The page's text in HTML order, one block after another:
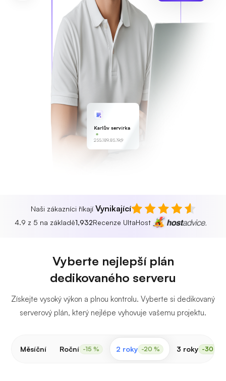
Karlův servírka
255.189.85.19
Naši zákazníci říkají Vynikající
4.9 z 5 na základě1,932Recenze UltaHost
Vyberte nejlepší plán
dedikovaného serveru
Získejte vysoký výkon a plnou kontrolu. Vyberte si dedikovaný
serverový plán, který nejlépe vyhovuje vašemu projektu.
Měsíční Roční -15 % 2 roky -20 % 3 roky -30 %